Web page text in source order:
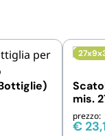
mis.
pezzi
prezzo:
€